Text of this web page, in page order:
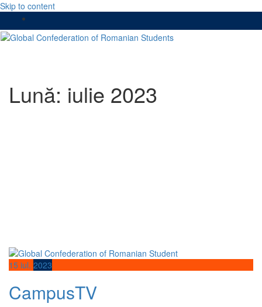
Skip to content
Lună: iulie 2023
15 iul. 2023
CampusTV